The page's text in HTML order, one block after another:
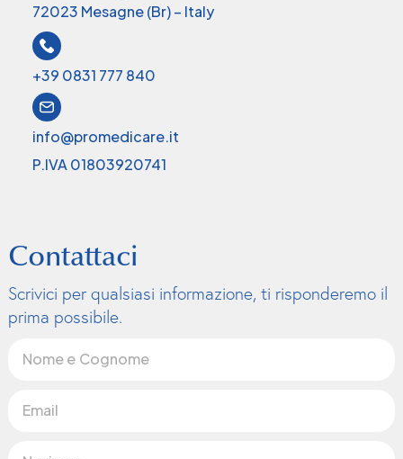
72023 Mesagne (Br) – Italy
+39 0831 777 840
info@promedicare.it
P.IVA 01803920741
Contattaci
Scrivici per qualsiasi informazione, ti risponderemo il
prima possibile.